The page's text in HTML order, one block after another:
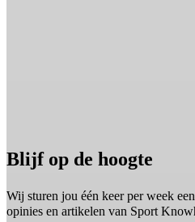
Blijf op de hoogte
Wij sturen jou één keer per week
opinies en artikelen van Sport